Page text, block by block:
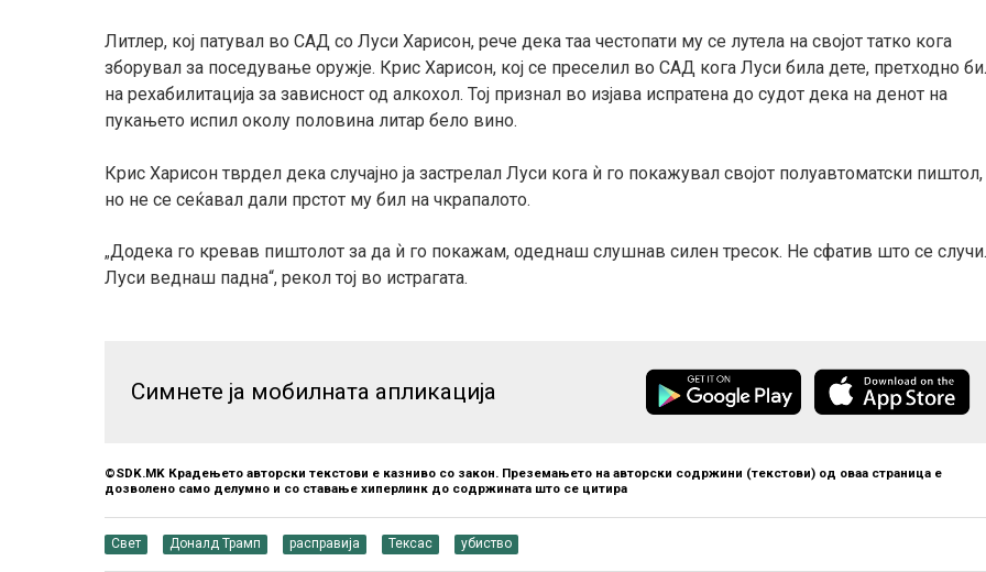
Литлер, кој патувал во САД со Луси Харисон, рече дека таа честопати му се лутела на својот татко кога
зборувал за поседување оружје. Крис Харисон, кој се преселил во САД кога Луси била дете, претходно
на рехабилитацијаза зависност од алкохол. Тој признал во изјава испратена до судот дека на денот на
пукањето испил околу половина литар бело вино.
Крис Харисон тврдел дека случајно ја застрелал Луси кога ѝ го покажувал својот полуавтоматски пиштол,
но не се сеќавал дали прстот му бил на чкрапалото.
„Додека го кревав пиштолот за да ѝ го покажам, одеднаш слушнав силен тресок. Не сфатив што се
Луси веднаш падна“, рекол тој во истрагата.
Симнете ја мобилната апликација
©SDK.MK Крадењето авторски текстови е казниво со закон. Преземањето на авторски содржини (текстови) од оваа страница е
дозволено само делумно и со ставање хиперлинк до содржината што се цитира
Свет Доналд Трамп расправија Тексас убиство